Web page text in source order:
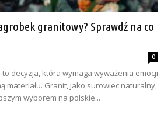
granitowy? Sprawdź na co
0
decyzja, która wymaga wyważenia emocji
materiału. Granit, jako surowiec naturalny,
wyborem na polskie...